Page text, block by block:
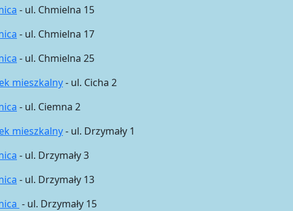
- ul. Chmielna 15
- ul. Chmielna 17
- ul. Chmielna 25
mieszkalny- ul. Cicha 2
- ul. Ciemna 2
mieszkalny- ul. Drzymały 1
- ul. Drzymały 3
- ul. Drzymały 13
- ul. Drzymały 15